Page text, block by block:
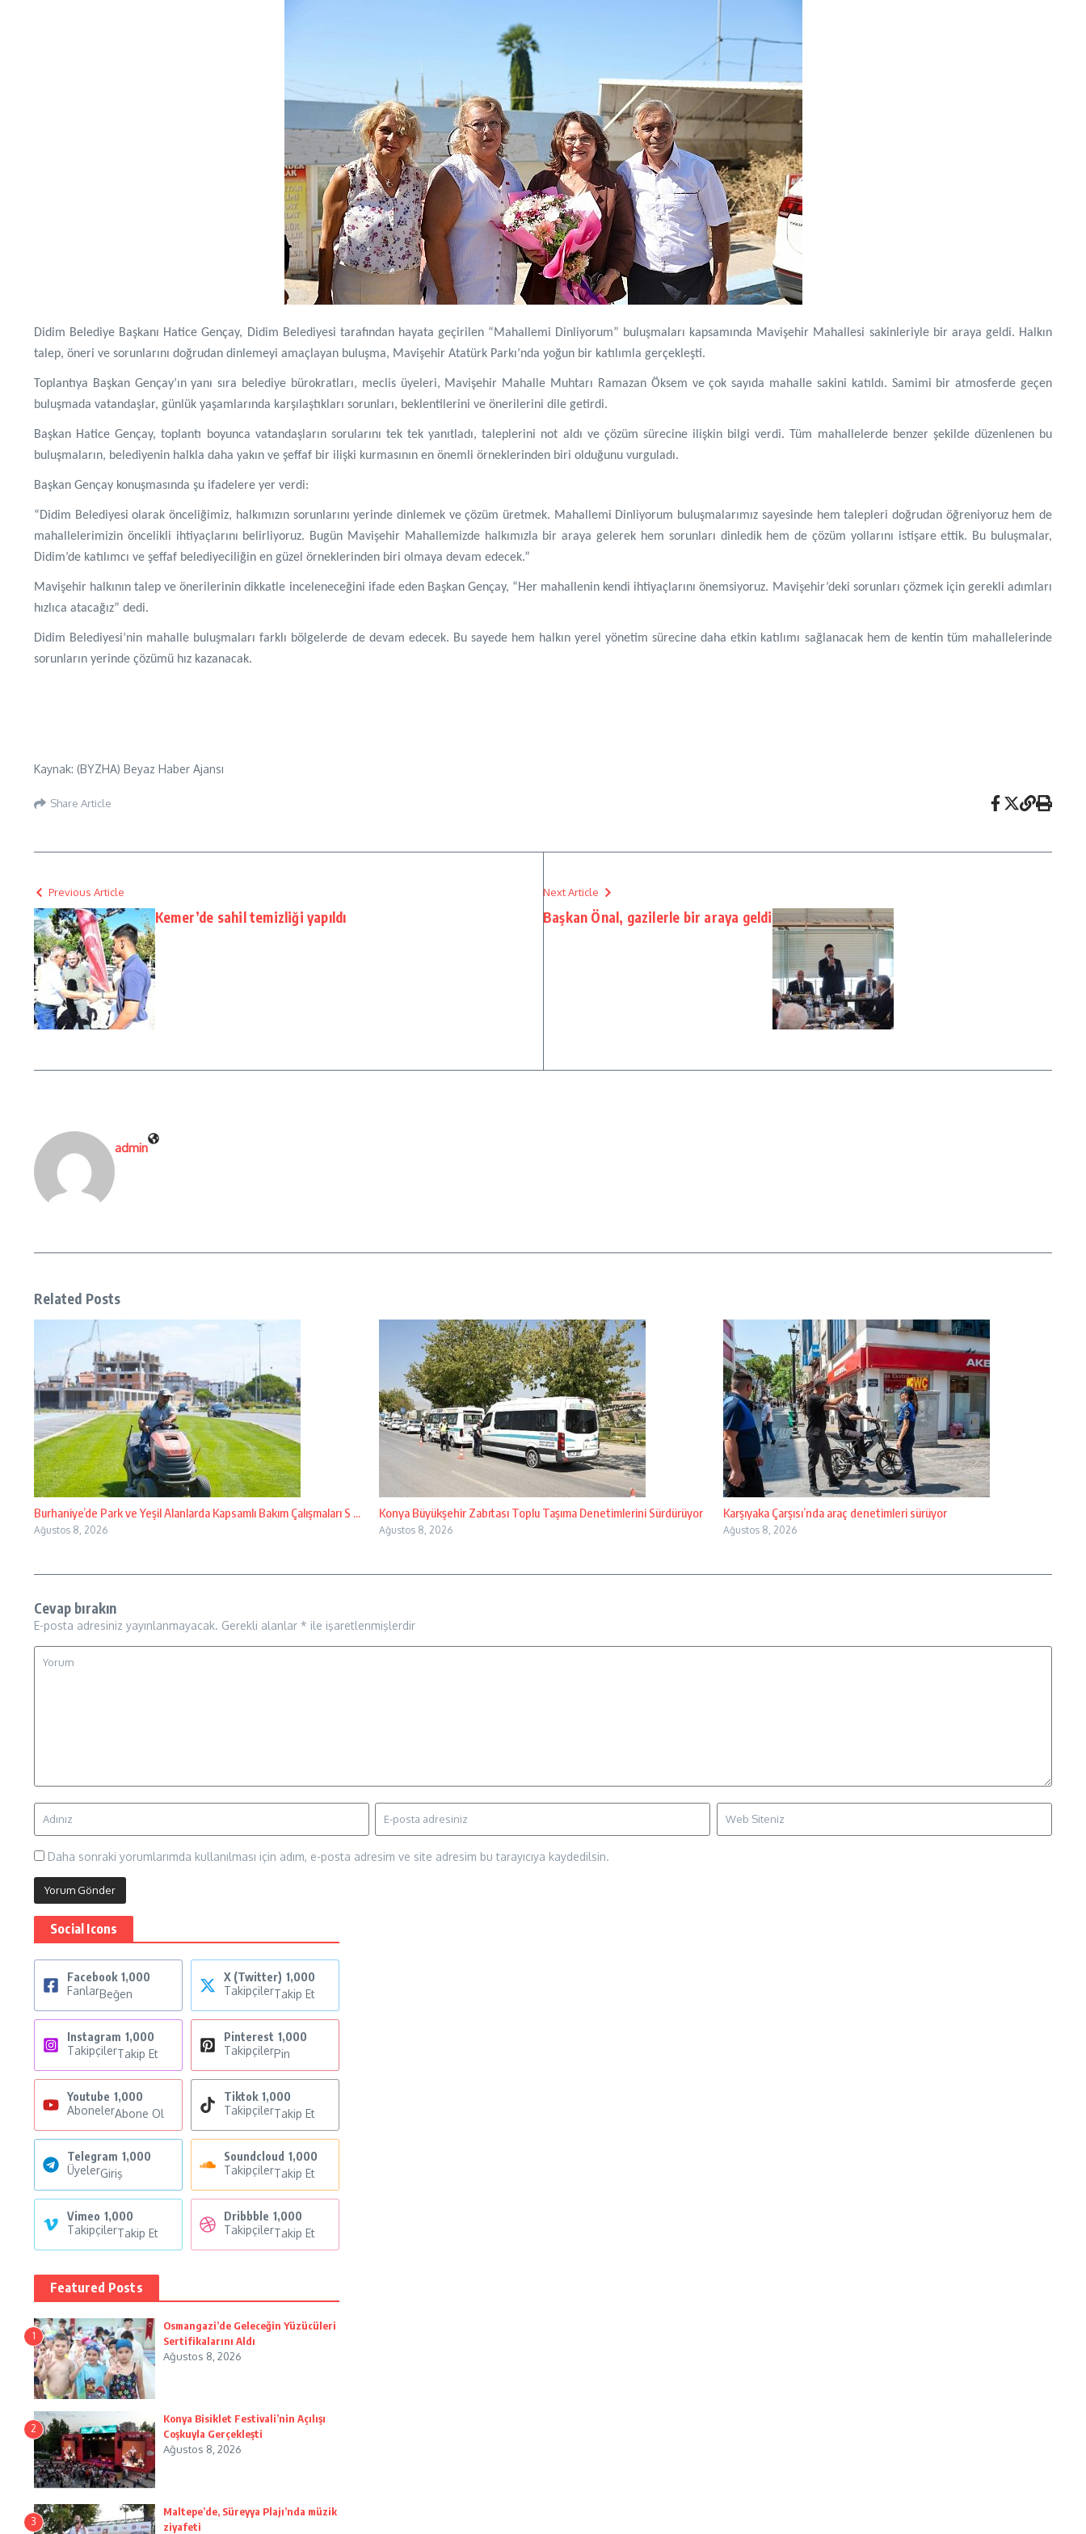
Didim Belediye Başkanı Hatice Gençay, Didim Belediyesi tarafından hayata geçirilen “Mahallemi Dinliyorum” buluşmaları kapsamında Mavişehir Mahallesi sakinleriyle bir araya geldi. Halkın
talep, öneri ve sorunlarını doğrudan dinlemeyi amaçlayan buluşma, Mavişehir Atatürk Parkı’nda yoğun bir katılımla gerçekleşti.
Toplantıya Başkan Gençay’ın yanı sıra belediye bürokratları, meclis üyeleri, Mavişehir Mahalle Muhtarı Ramazan Öksem ve çok sayıda mahalle sakini katıldı. Samimi bir atmosferde geçen
buluşmada vatandaşlar, günlük yaşamlarında karşılaştıkları sorunları, beklentilerini ve önerilerini dile getirdi.
Başkan Hatice Gençay, toplantı boyunca vatandaşların sorularını tek tek yanıtladı, taleplerini not aldı ve çözüm sürecine ilişkin bilgi verdi. Tüm mahallelerde benzer şekilde düzenlenen bu
buluşmaların, belediyenin halkla daha yakın ve şeffaf bir ilişki kurmasının en önemli örneklerinden biri olduğunu vurguladı.
Başkan Gençay konuşmasında şu ifadelere yer verdi:
“Didim Belediyesi olarak önceliğimiz, halkımızın sorunlarını yerinde dinlemek ve çözüm üretmek. Mahallemi Dinliyorum buluşmalarımız sayesinde hem talepleri doğrudan öğreniyoruz hem de
mahallelerimizin öncelikli ihtiyaçlarını belirliyoruz. Bugün Mavişehir Mahallemizde halkımızla bir araya gelerek hem sorunları dinledik hem de çözüm yollarını istişare ettik. Bu buluşmalar,
Didim’de katılımcı ve şeffaf belediyeciliğin en güzel örneklerinden biri olmaya devam edecek.”
Mavişehir halkının talep ve önerilerinin dikkatle inceleneceğini ifade eden Başkan Gençay, “Her mahallenin kendi ihtiyaçlarını önemsiyoruz. Mavişehir’deki sorunları çözmek için gerekli adımları
hızlıca atacağız” dedi.
Didim Belediyesi’nin mahalle buluşmaları farklı bölgelerde de devam edecek. Bu sayede hem halkın yerel yönetim sürecine daha etkin katılımı sağlanacak hem de kentin tüm mahallelerinde
sorunların yerinde çözümü hız kazanacak.
Kaynak: (BYZHA) Beyaz Haber Ajansı
Share Article
Previous Article
Kemer’de sahil temizliği yapıldı
Next Article
Başkan Önal, gazilerle bir araya geldi
admin
Related Posts
Burhaniye’de Park ve Yeşil Alanlarda Kapsamlı Bakım Çalışmaları S ...
Ağustos 8, 2026
Konya Büyükşehir Zabıtası Toplu Taşıma Denetimlerini Sürdürüyor
Ağustos 8, 2026
Karşıyaka Çarşısı’nda araç denetimleri sürüyor
Ağustos 8, 2026
Cevap bırakın
E-posta adresiniz yayınlanmayacak. Gerekli alanlar * ile işaretlenmişlerdir
Daha sonraki yorumlarımda kullanılması için adım, e-posta adresim ve site adresim bu tarayıcıya kaydedilsin.
Social Icons
Facebook 1,000
FanlarBeğen
X (Twitter) 1,000
TakipçilerTakip Et
Instagram 1,000
TakipçilerTakip Et
Pinterest 1,000
TakipçilerPin
Youtube 1,000
AbonelerAbone Ol
Tiktok 1,000
TakipçilerTakip Et
Telegram 1,000
ÜyelerGiriş
Soundcloud 1,000
TakipçilerTakip Et
Vimeo 1,000
TakipçilerTakip Et
Dribbble 1,000
TakipçilerTakip Et
Featured Posts
1
Osmangazi’de Geleceğin Yüzücüleri
Sertifikalarını Aldı
Ağustos 8, 2026
2
Konya Bisiklet Festivali’nin Açılışı
Coşkuyla Gerçekleşti
Ağustos 8, 2026
3
Maltepe’de, Süreyya Plajı’nda müzik
ziyafeti